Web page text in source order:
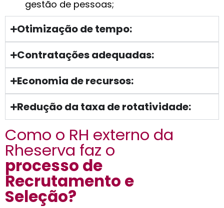
gestão de pessoas;
Otimização de tempo:
Contratações adequadas:
Economia de recursos:
Redução da taxa de rotatividade:
Como o RH externo da
Rheserva faz o
processo de
Recrutamento e
Seleção?